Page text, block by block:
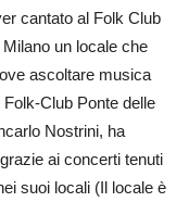
cantato al Folk Club
un locale che
ascoltare musica
Club Ponte delle
Nostrini, ha
ai concerti tenuti
suoi locali (Il locale è